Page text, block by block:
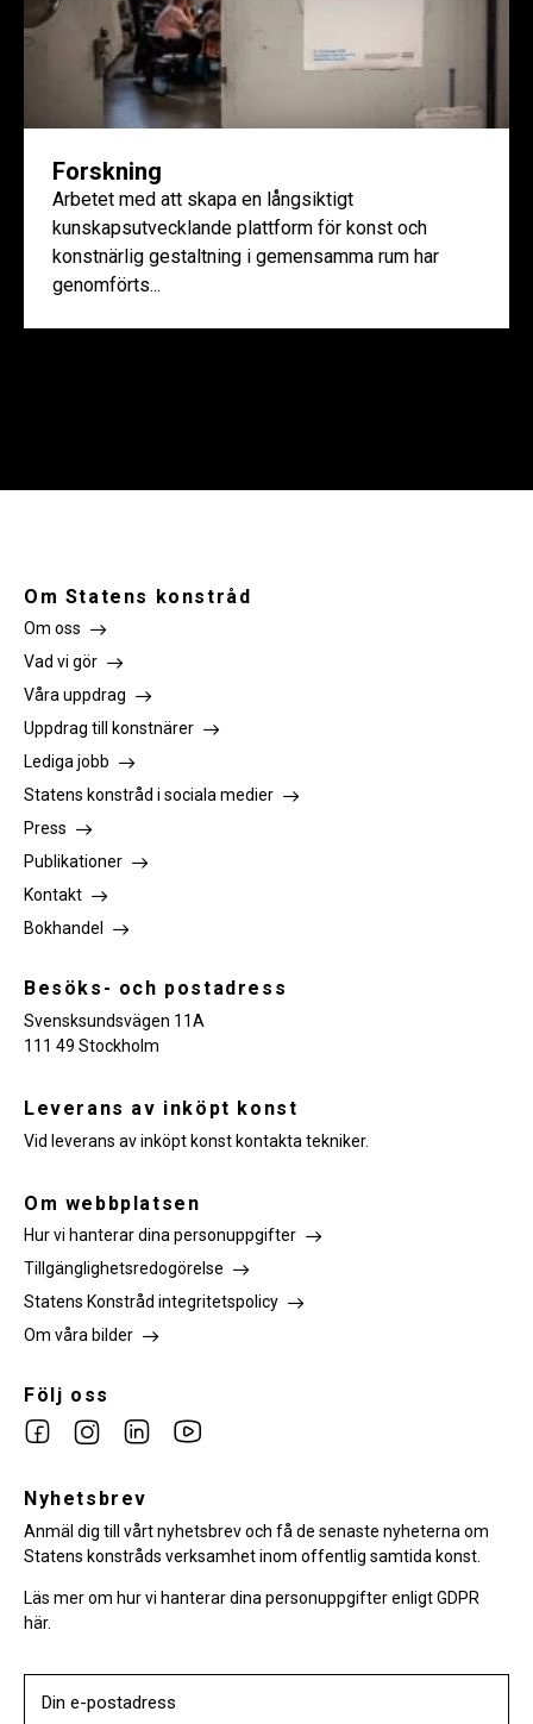
Forskning
Arbetet med att skapa en långsiktigt
kunskapsutvecklande plattform för konst och
konstnärlig gestaltning i gemensamma rum har
genomförts...
Om Statens konstråd
Om oss
Vad vi gör
Våra uppdrag
Uppdrag till konstnärer
Lediga jobb
Statens konstråd i sociala medier
Press
Publikationer
Kontakt
Bokhandel
Besöks- och postadress
Svensksundsvägen 11A
111 49 Stockholm
Leverans av inköpt konst
Vid leverans av inköpt konst kontakta tekniker.
Om webbplatsen
Hur vi hanterar dina personuppgifter
Tillgänglighetsredogörelse
Statens Konstråd integritetspolicy
Om våra bilder
Följ oss
facebookinstagramLinkedin
Nyhetsbrev
Anmäl dig till vårt nyhetsbrev och få de senaste nyheterna om
Statens konstråds verksamhet inom offentlig samtida konst.
Läs mer om hur vi hanterar dina personuppgifter enligt GDPR
här.